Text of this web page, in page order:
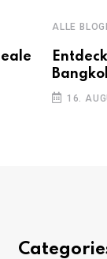
ALLE
16.